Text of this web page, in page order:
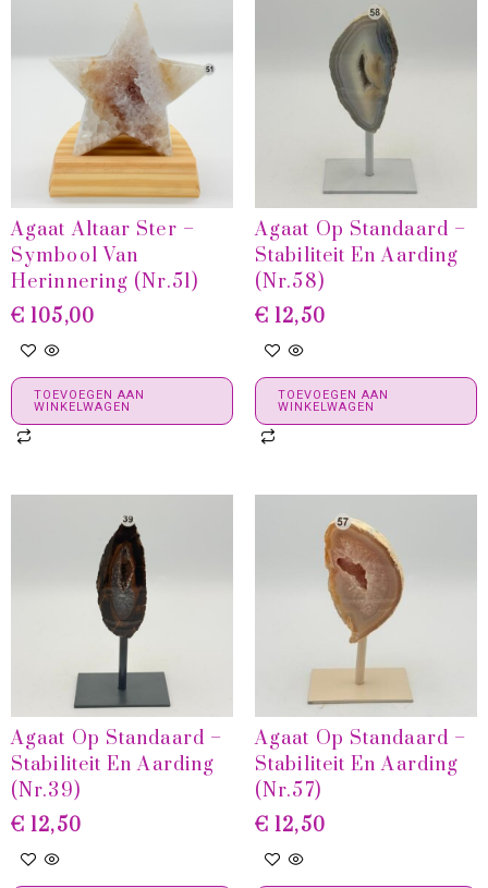
Agaat Altaar Ster –
Symbool Van
Herinnering (Nr.51)
€ 105,00
TOEVOEGEN AAN
WINKELWAGEN
Agaat Op Standaard –
Stabiliteit En Aarding
(Nr.58)
€ 12,50
TOEVOEGEN AAN
WINKELWAGEN
Agaat Op Standaard –
Stabiliteit En Aarding
(Nr.39)
€ 12,50
Agaat Op Standaard –
Stabiliteit En Aarding
(Nr.57)
€ 12,50